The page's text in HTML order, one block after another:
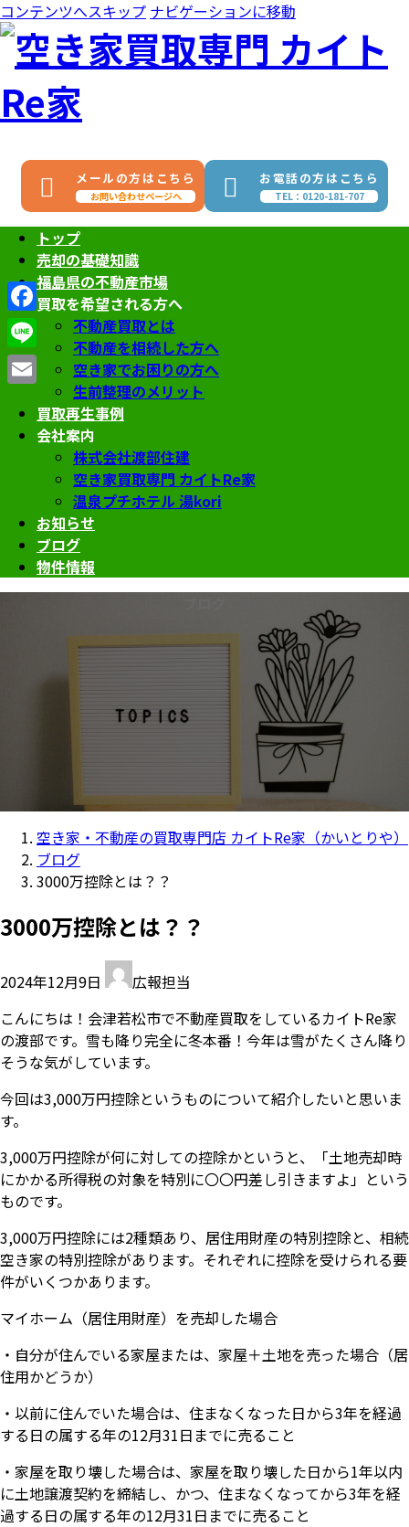
コンテンツへスキップ ナビゲーションに移動
メールの方はこちら
お問い合わせページへ
お電話の方はこちら
TEL：0120-181-707
トップ
売却の基礎知識
福島県の不動産市場
買取を希望される方へ
不動産買取とは
不動産を相続した方へ
空き家でお困りの方へ
生前整理のメリット
買取再生事例
会社案内
株式会社渡部住建
空き家買取専門 カイトRe家
温泉プチホテル 湯kori
お知らせ
ブログ
物件情報
空き家・不動産の買取専門店 カイトRe家（かいとりや）
ブログ
3000万控除とは？？
3000万控除とは？？
2024年12月9日
広報担当
こんにちは！会津若松市で不動産買取をしているカイトRe家
の渡部です。雪も降り完全に冬本番！今年は雪がたくさん降り
そうな気がしています。
今回は3,000万円控除というものについて紹介したいと思いま
す。
3,000万円控除が何に対しての控除かというと、「土地売却時
にかかる所得税の対象を特別に〇〇円差し引きますよ」という
ものです。
3,000万円控除には2種類あり、居住用財産の特別控除と、相続
空き家の特別控除があります。それぞれに控除を受けられる要
件がいくつかあります。
マイホーム（居住用財産）を売却した場合
・自分が住んでいる家屋または、家屋＋土地を売った場合（居
住用かどうか）
・以前に住んでいた場合は、住まなくなった日から3年を経過
する日の属する年の12月31日までに売ること
・家屋を取り壊した場合は、家屋を取り壊した日から1年以内
に土地譲渡契約を締結し、かつ、住まなくなってから3年を経
過する日の属する年の12月31日までに売ること
Facebook
Line